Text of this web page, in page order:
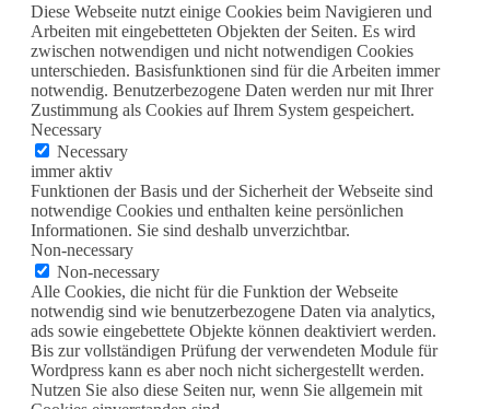
Diese Webseite nutzt einige Cookies beim Navigieren und
Arbeiten mit eingebetteten Objekten der Seiten. Es wird
zwischen notwendigen und nicht notwendigen Cookies
unterschieden. Basisfunktionen sind für die Arbeiten immer
notwendig. Benutzerbezogene Daten werden nur mit Ihrer
Zustimmung als Cookies auf Ihrem System gespeichert.
Necessary
Necessary
immer aktiv
Funktionen der Basis und der Sicherheit der Webseite sind
notwendige Cookies und enthalten keine persönlichen
Informationen. Sie sind deshalb unverzichtbar.
Non-necessary
Non-necessary
Alle Cookies, die nicht für die Funktion der Webseite
notwendig sind wie benutzerbezogene Daten via analytics,
ads sowie eingebettete Objekte können deaktiviert werden.
Bis zur vollständigen Prüfung der verwendeten Module für
Wordpress kann es aber noch nicht sichergestellt werden.
Nutzen Sie also diese Seiten nur, wenn Sie allgemein mit